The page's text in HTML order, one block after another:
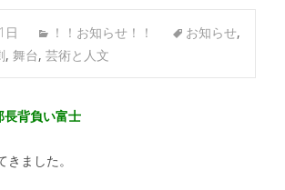
日 ！！お知らせ！！ お知らせ,
, 舞台, 芸術と人文
背負い富士
きました。